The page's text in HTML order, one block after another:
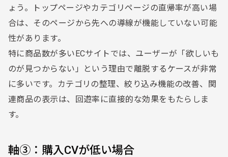
ょう。トップページやカテゴリページの直帰率が高い場
合は、そのページから先への導線が機能していない可能
性があります。
特に商品数が多いECサイトでは、ユーザーが「欲しいも
のが見つからない」という理由で離脱するケースが非常
に多いです。カテゴリの整理、絞り込み機能の改善、関
連商品の表示は、回遊率に直接的な効果をもたらしま
す。
軸③：購入CVが低い場合